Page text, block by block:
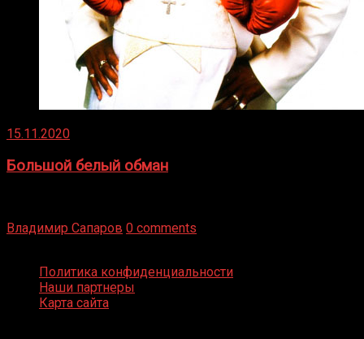
15.11.2020
Большой белый обман
Владимир Сапаров 0 comments
Политика конфиденциальности
Наши партнеры
Карта сайта